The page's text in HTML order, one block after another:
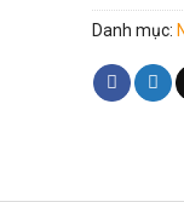
Danh mục: